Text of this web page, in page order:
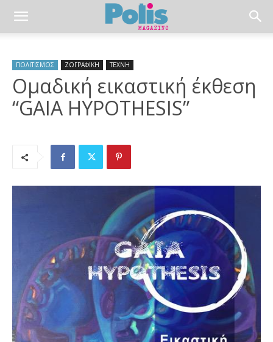
ΠΟΛΙΤΙΣΜΟΣ ΖΩΓΡΑΦΙΚΗ ΤΕΧΝΗ
Ομαδική εικαστική έκθεση
“GAIA HYPOTHESIS”